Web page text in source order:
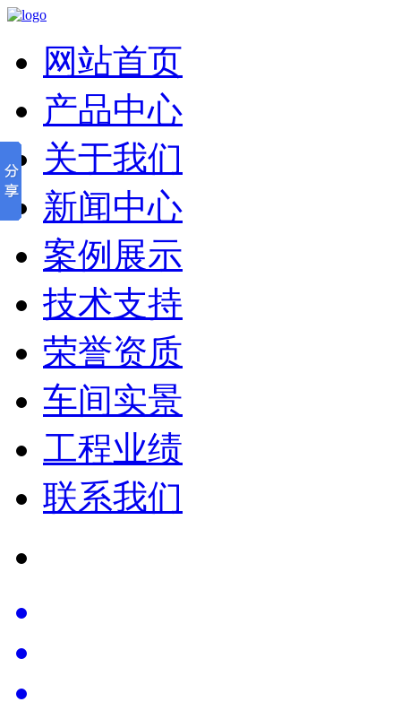
网站首页
产品中心
关于我们
新闻中心
案例展示
技术支持
荣誉资质
车间实景
工程业绩
联系我们